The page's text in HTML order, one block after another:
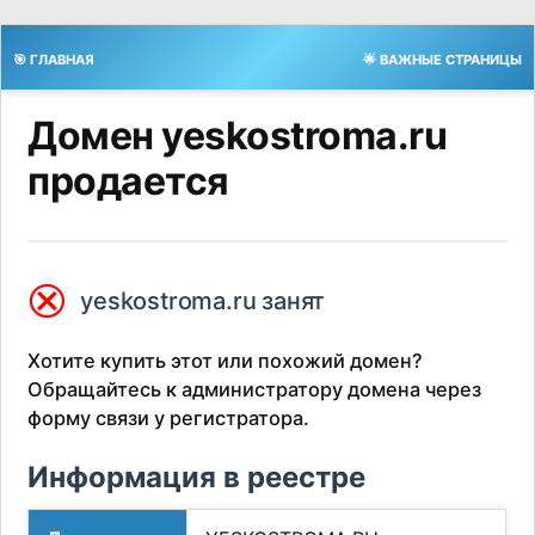
🎯 ГЛАВНАЯ 🌟 ВАЖНЫЕ СТРАНИЦЫ
Домен yeskostroma.ru
продается
⮿ yeskostroma.ru занят
Хотите купить этот или похожий домен?
Обращайтесь к администратору домена через
форму связи у регистратора.
Информация в реестре